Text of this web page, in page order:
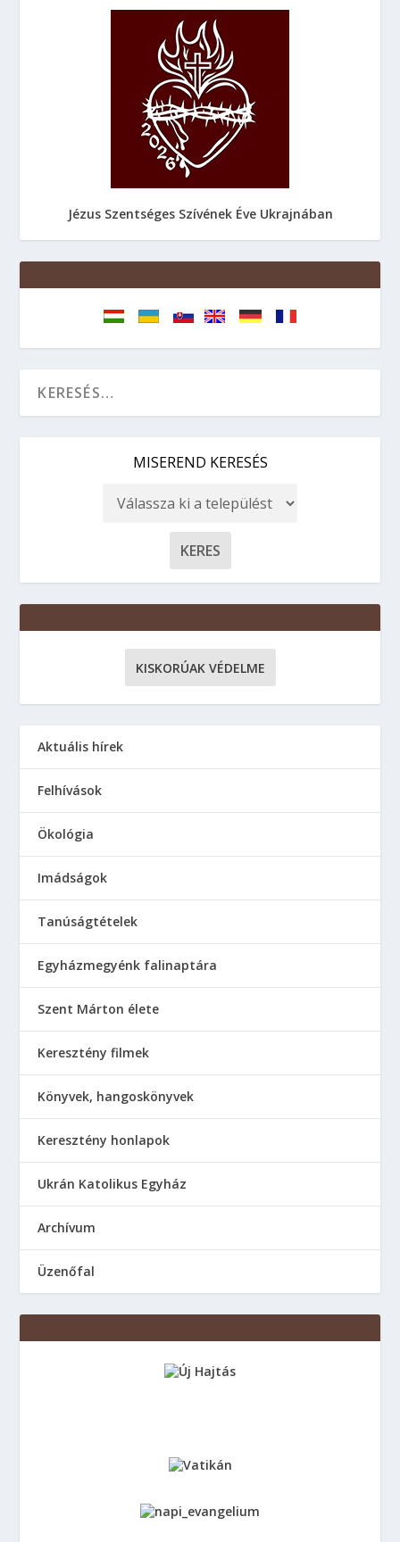
Jézus Szentséges Szívének Éve Ukrajnában
MISEREND KERESÉS
KISKORÚAK VÉDELME
Aktuális hírek
Felhívások
Ökológia
Imádságok
Tanúságtételek
Egyházmegyénk falinaptára
Szent Márton élete
Keresztény filmek
Könyvek, hangoskönyvek
Keresztény honlapok
Ukrán Katolikus Egyház
Аrchívum
Üzenőfal